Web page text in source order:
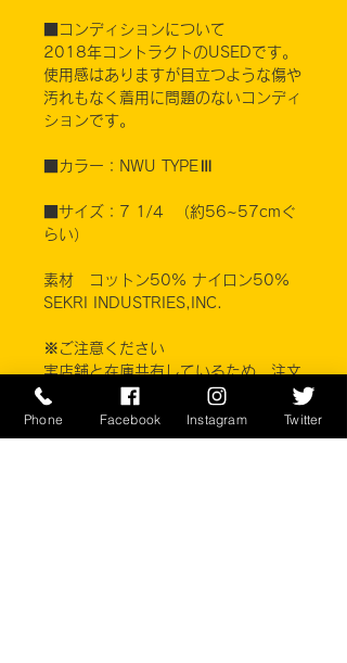
■コンディションについて
2018年コントラクトのUSEDです。
使用感はありますが目立つような傷や
汚れもなく着用に問題のないコンディ
ションです。
■カラー：NWU TYPEⅢ
■サイズ：7 1/4 （約56~57cmぐ
らい）
素材 コットン50% ナイロン50%
SEKRI INDUSTRIES,INC.
※ご注意ください
実店舗と在庫共有しているため、注文
のタイミングにより売り切れとなって
しまう場合がございます。
お客様のご覧になっている環境により
Phone Facebook Instagram Twitter